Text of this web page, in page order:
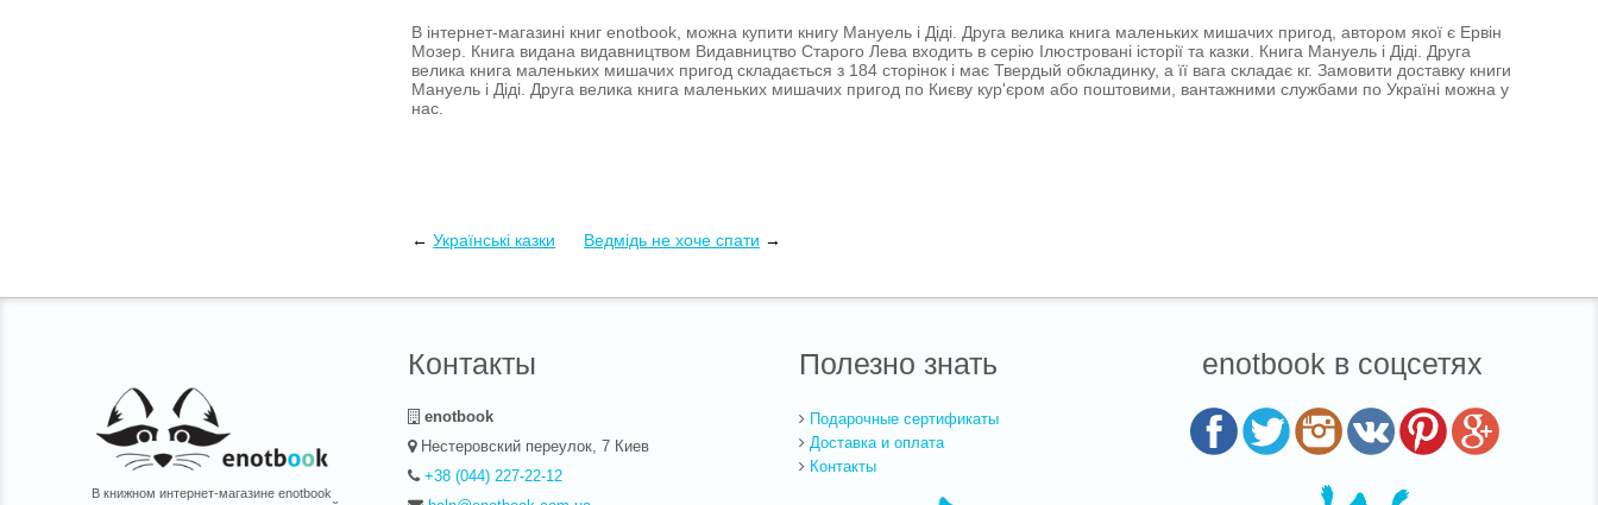
В інтернет-магазині книг enotbook, можна купити книгу Мануель і Діді. Друга велика книга маленьких мишачих пригод, автором якої є Ервін
Мозер. Книга видана видавництвом Видавництво Старого Лева входить в серію Ілюстровані історії та казки. Книга Мануель і Діді. Друга
велика книга маленьких мишачих пригод складається з 184 сторінок і має Твердый обкладинку, а її вага складає кг. Замовити доставку книги
Мануель і Діді. Друга велика книга маленьких мишачих пригод по Києву кур'єром або поштовими, вантажними службами по Україні можна у
нас.
←Українські казки Ведмідь не хоче спати →
В книжном интернет-магазине enotbook
Контакты
enotbook
Нестеровский переулок, 7 Киев
+38 (044) 227-22-12
Полезно знать
Подарочные сертификаты
Доставка и оплата
Контакты
enotbook в соцсетях